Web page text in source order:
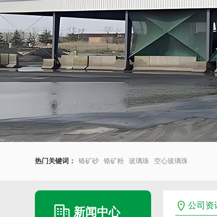
热门关键词： 铬矿砂 铬矿粉 玻璃珠 空心玻璃珠
新闻中心
公司资